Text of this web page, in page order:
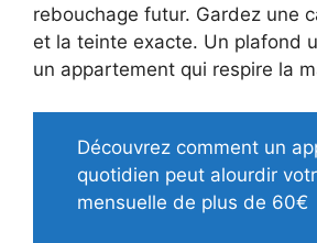
rebouchage futur. Gardez une
et la teinte exacte. Un plafond
un appartement qui respire la
Découvrez comment un
quotidien peut alourdir
mensuelle de plus de 60€